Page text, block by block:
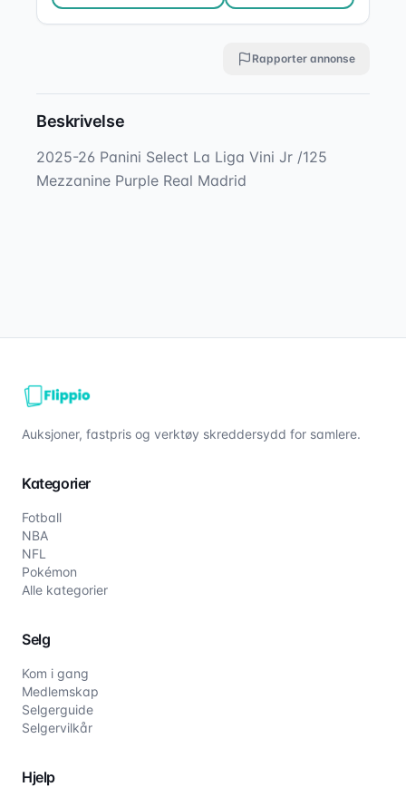
Rapporter annonse
Beskrivelse
2025-26 Panini Select La Liga Vini Jr /125
Mezzanine Purple Real Madrid
Auksjoner, fastpris og verktøy skreddersydd for samlere.
Kategorier
Fotball
NBA
NFL
Pokémon
Alle kategorier
Selg
Kom i gang
Medlemskap
Selgerguide
Selgervilkår
Hjelp